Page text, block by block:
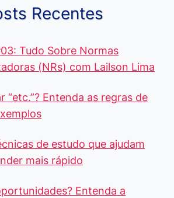
Recentes
Tudo Sobre Normas
(NRs) com Lailson Lima
“etc.”? Entenda as regras de
de estudo que ajudam
mais rápido
Entenda a